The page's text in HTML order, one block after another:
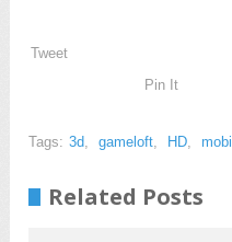
Tweet
Pin It
Tags: 3d, gameloft, HD, mobil
Related Posts